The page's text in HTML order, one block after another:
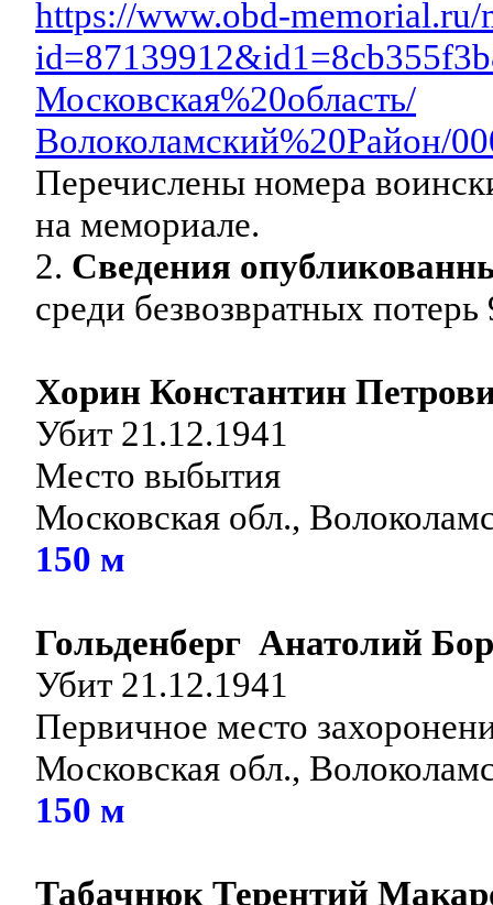
https://www.obd-
Московская%20область/
Волоколамский%20Район/
Перечислены номера
на мемориале.
2. Сведения
среди безвозвратных
Хорин Константин
Убит 21.12.1941
Место выбытия
Московская обл.,
150 м
Гольденберг Анатолий
Убит 21.12.1941
Первичное место
Московская обл.,
150 м
Табачнюк Терентий